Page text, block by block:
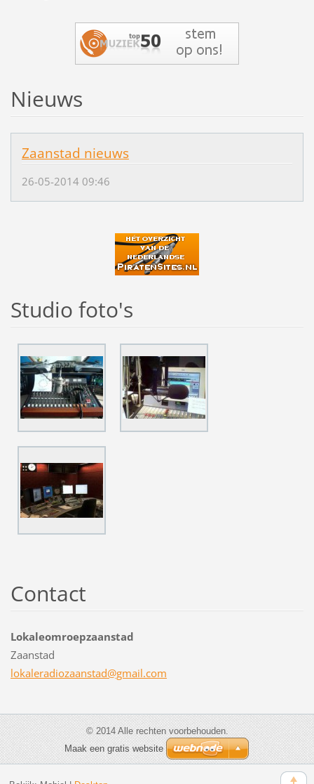
Nieuws
Zaanstad nieuws
26-05-2014 09:46
Studio foto's
Contact
Lokaleomroepzaanstad
Zaanstad
lokaleradiozaanstad@gmail.com
© 2014 Alle rechten voorbehouden.
Maak een gratis website